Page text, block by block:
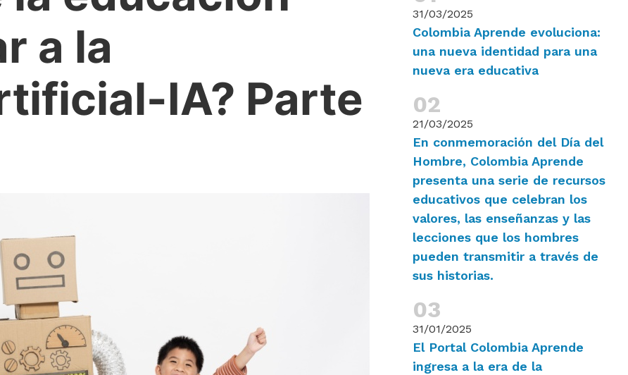
a la
IA? Parte
31/03/2025
Colombia Aprende evoluciona:
una nueva identidad para una
nueva era educativa
21/03/2025
En conmemoración del Día del
Hombre, Colombia Aprende
presenta una serie de recursos
educativos que celebran los
valores, las enseñanzas y las
lecciones que los hombres
pueden transmitir a través de
sus historias.
31/01/2025
El Portal Colombia Aprende
ingresa a la era de la